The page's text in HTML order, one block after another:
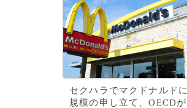
セクハラでマクドナルド
規模の申し立て、OECD